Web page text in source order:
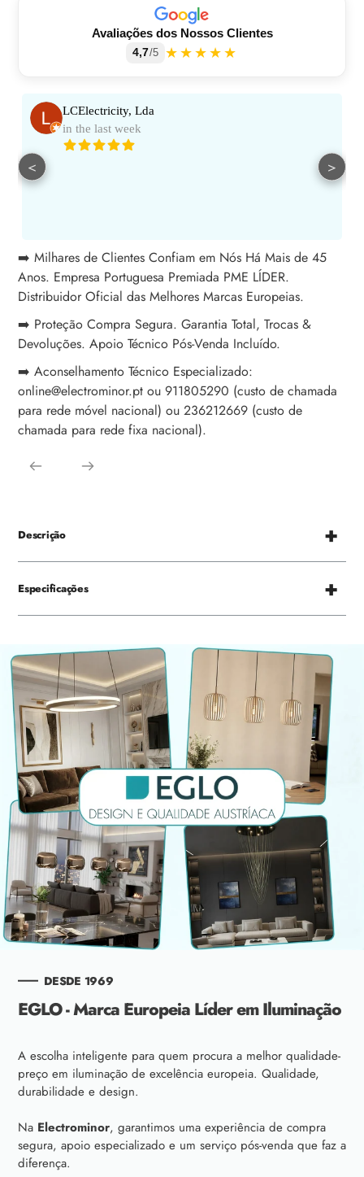
Avaliações dos Nossos Clientes
4,7/5 ★★★★★
LCElectricity, Lda
in the last week
< >
➡️ Milhares de Clientes Confiam em Nós Há Mais de 45
Anos. Empresa Portuguesa Premiada PME LÍDER.
Distribuidor Oficial das Melhores Marcas Europeias.
➡️ Proteção Compra Segura. Garantia Total, Trocas &
Devoluções. Apoio Técnico Pós-Venda Incluído.
➡️ Aconselhamento Técnico Especializado:
online@electrominor.pt ou 911805290 (custo de chamada
para rede móvel nacional) ou 236212669 (custo de
chamada para rede fixa nacional).
Descrição
Especificações
DESDE 1969
EGLO - Marca Europeia Líder em Iluminação
A escolha inteligente para quem procura a melhor qualidade-
preço em iluminação de excelência europeia. Qualidade,
durabilidade e design.
Na Electrominor, garantimos uma experiência de compra
segura, apoio especializado e um serviço pós-venda que faz a
diferença.